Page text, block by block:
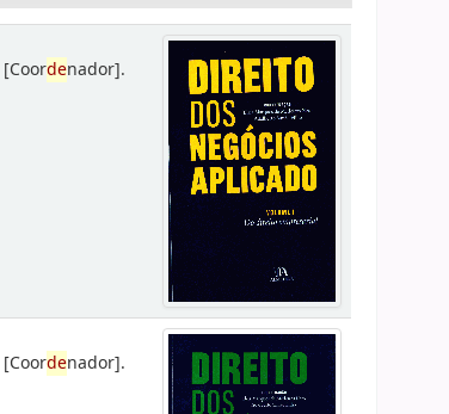
[Coordenador].
[Coordenador].